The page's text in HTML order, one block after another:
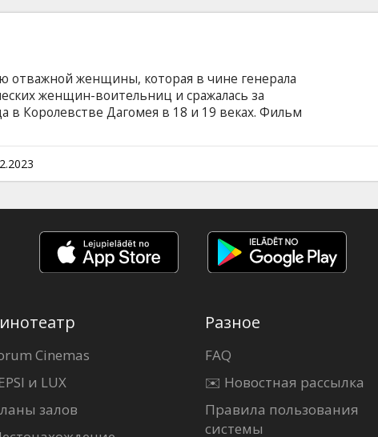
отважной женщины, которая в чине генерала
женщин-воительниц и сражалась за
в Королевстве Дагомея в 18 и 19 веках. Фильм
Cinemas
и LUX
залов
Разное
FAQ
✉️ Новостная рассылка
Правила пользования
системы